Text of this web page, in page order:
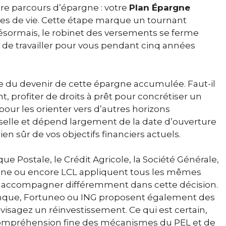
parcours d’épargne : votre Plan Épargne
de vie. Cette étape marque un tournant
le robinet des versements se ferme
travailler pour vous pendant cinq années
devenir de cette épargne accumulée. Faut-il
profiter de droits à prêt pour concrétiser un
les orienter vers d’autres horizons
et dépend largement de la date d’ouverture
sûr de vos objectifs financiers actuels.
Postale, le Crédit Agricole, la Société Générale,
ou encore LCL appliquent tous les mêmes
différemment dans cette décision.
Fortuneo ou ING proposent également des
un réinvestissement. Ce qui est certain,
fine des mécanismes du PEL et de